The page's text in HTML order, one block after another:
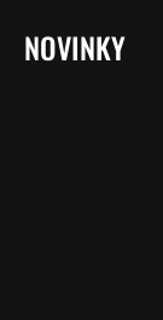
NOVINKY